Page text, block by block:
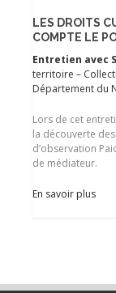
LES DROITS
COMPTE LE
Entretien avec
territoire –
Département du
Lors de cet
la découverte
d’observation
de médiateur.
En savoir plus